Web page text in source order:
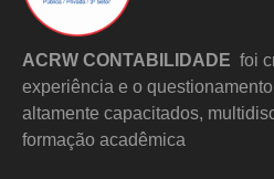
ACRW CONTABILIDADE foi
experiência e o
altamente capacitados,
formação acadêmica